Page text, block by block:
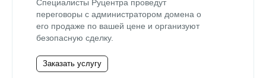
Специалисты Руцентра проведут
переговоры с администратором домена о
его продаже по вашей цене и организуют
безопасную сделку.
Заказать услугу